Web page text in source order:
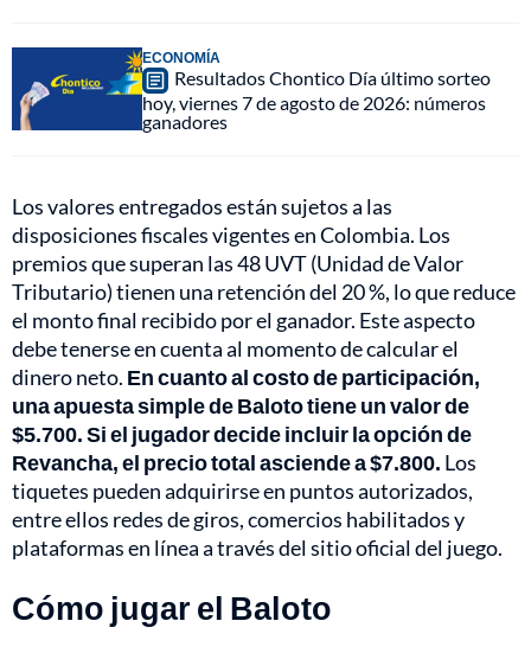
ECONOMÍA
Resultados Chontico Día último sorteo
hoy, viernes 7 de agosto de 2026: números
ganadores
Los valores entregados están sujetos a las
disposiciones fiscales vigentes en Colombia. Los
premios que superan las 48 UVT (Unidad de Valor
Tributario) tienen una retención del 20 %, lo que reduce
el monto final recibido por el ganador. Este aspecto
debe tenerse en cuenta al momento de calcular el
dinero neto. En cuanto al costo de participación,
una apuesta simple de Baloto tiene un valor de
$5.700. Si el jugador decide incluir la opción de
Revancha, el precio total asciende a $7.800. Los
tiquetes pueden adquirirse en puntos autorizados,
entre ellos redes de giros, comercios habilitados y
plataformas en línea a través del sitio oficial del juego.
Cómo jugar el Baloto